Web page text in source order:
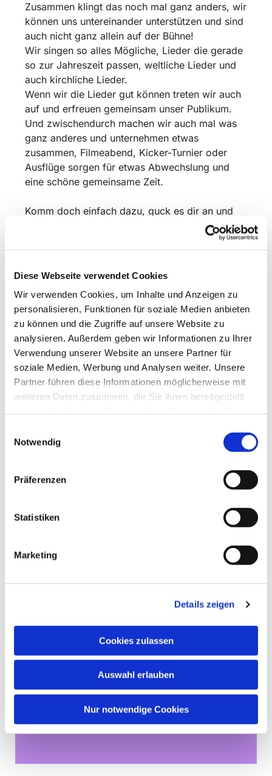
Diese Webseite verwendet Cookies
Wir verwenden Cookies, um Inhalte und Anzeigen zu
personalisieren, Funktionen für soziale Medien anbieten
zu können und die Zugriffe auf unsere Website zu
analysieren. Außerdem geben wir Informationen zu Ihrer
Verwendung unserer Website an unsere Partner für
soziale Medien, Werbung und Analysen weiter. Unsere
Partner führen diese Informationen möglicherweise mit
weiteren Daten zusammen, die Sie ihnen bereitgestellt
Notwendig
Präferenzen
Statistiken
Marketing
Details zeigen
Cookies zulassen
Auswahl erlauben
Nur notwendige Cookies
Zusammen klingt das noch mal ganz anders, wir
können uns untereinander unterstützen und sind
auch nicht ganz allein auf der Bühne!
Wir singen so alles Mögliche, Lieder die gerade
so zur Jahreszeit passen, weltliche Lieder und
auch kirchliche Lieder.
Wenn wir die Lieder gut können treten wir auch
auf und erfreuen gemeinsam unser Publikum.
Und zwischendurch machen wir auch mal was
ganz anderes und unternehmen etwas
zusammen, Filmeabend, Kicker-Turnier oder
Ausflüge sorgen für etwas Abwechslung und
eine schöne gemeinsame Zeit.
Komm doch einfach dazu, guck es dir an und
in der Christuskirche Bismarkstraße. 16 in
Wenn du Fragen oder Anregungen hast, hat ein
offenes Ohr für dich:
Mario Planken Mail:mario.planken@gmx.de
Tel.: 01758166068
Dies könnte Sie auch
interessieren